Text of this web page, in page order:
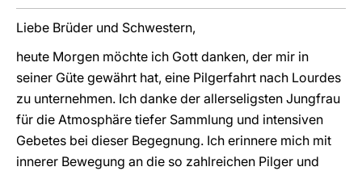
Liebe Brüder und Schwestern,
heute Morgen möchte ich Gott danken, der mir in
seiner Güte gewährt hat, eine Pilgerfahrt nach Lourdes
zu unternehmen. Ich danke der allerseligsten Jungfrau
für die Atmosphäre tiefer Sammlung und intensiven
Gebetes bei dieser Begegnung. Ich erinnere mich mit
innerer Bewegung an die so zahlreichen Pilger und